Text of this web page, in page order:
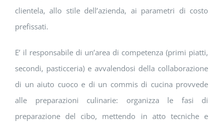
clientela, allo stile dell’azienda, ai parametri di costo
prefissati.
E’ il responsabile di un’area di competenza (primi piatti,
secondi, pasticceria) e avvalendosi della collaborazione
di un aiuto cuoco e di un commis di cucina provvede
alle preparazioni culinarie: organizza le fasi di
preparazione del cibo, mettendo in atto tecniche e